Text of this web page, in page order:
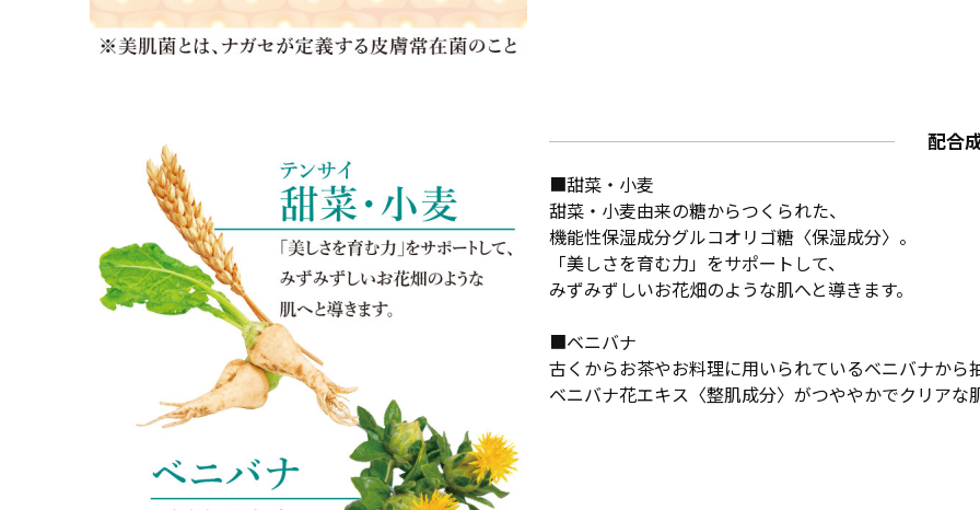
配合
■甜菜・小麦
甜菜・小麦由来の糖からつくられた、
機能性保湿成分グルコオリゴ糖〈保湿成分〉。
「美しさを育む力」をサポートして、
みずみずしいお花畑のような肌へと導きます。
■ベニバナ
古くからお茶やお料理に用いられているベニバナから
ベニバナ花エキス〈整肌成分〉がつややかでクリアな